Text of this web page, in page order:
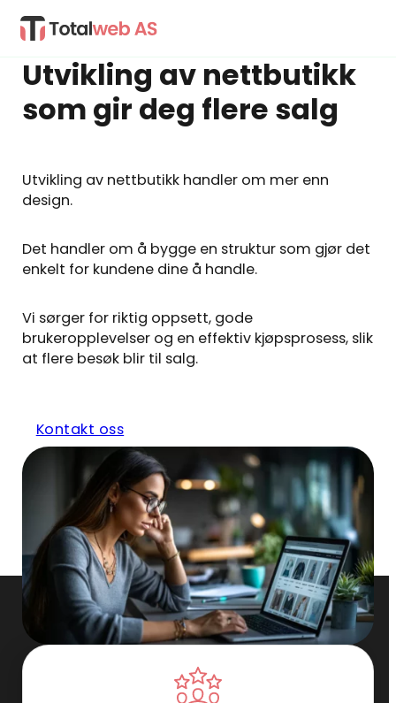
Utvikling av nettbutikk
som gir deg flere salg
Utvikling av nettbutikk handler om mer enn
design.
Det handler om å bygge en struktur som gjør det
enkelt for kundene dine å handle.
Vi sørger for riktig oppsett, gode
brukeropplevelser og en effektiv kjøpsprosess, slik
at flere besøk blir til salg.
Kontakt oss